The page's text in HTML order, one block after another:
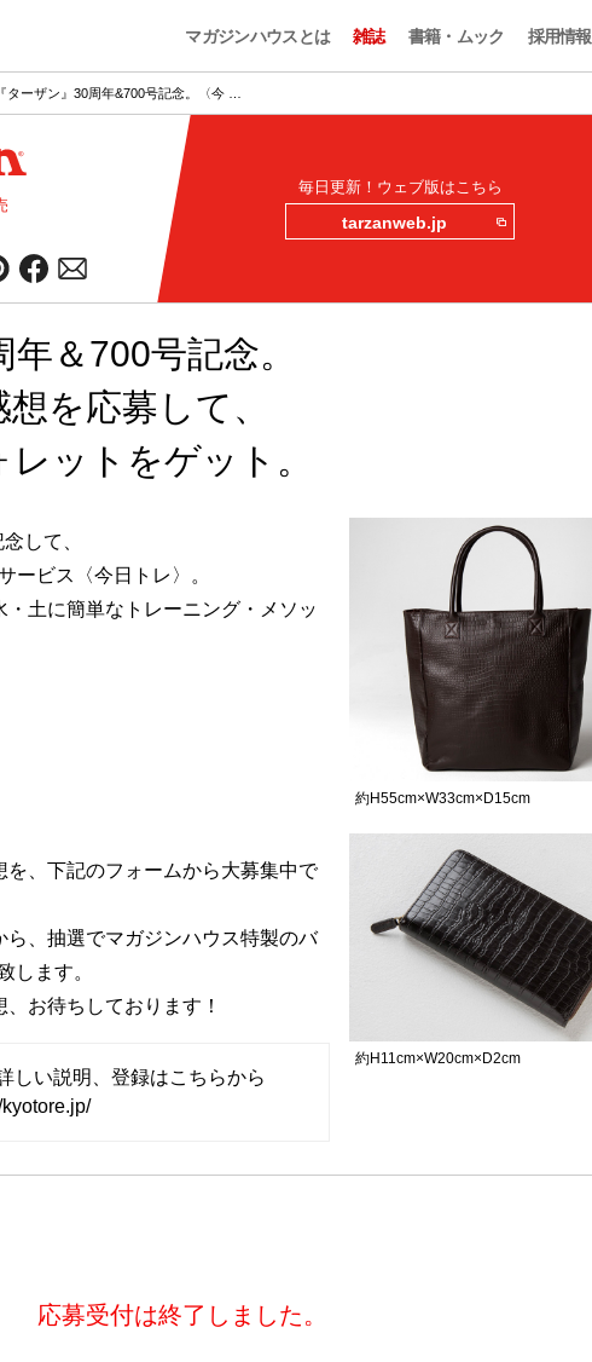
マガジンハウスとは 雑誌 書籍・ムック 採用情報
『ターザン』30周年&700号記念。〈今 …
毎日更新！ウェブ版はこちら
tarzanweb.jp
年＆700号記念。
を応募して、
ットをゲット。
して、
ービス〈今日トレ〉。
土に簡単なトレーニング・メソッ
、下記のフォームから大募集中で
、抽選でマガジンハウス特製のバ
します。
お待ちしております！
しい説明、登録はこちらから
kyotore.jp/
約H55cm×W33cm×D15cm
約H11cm×W20cm×D2cm
応募受付は終了しました。